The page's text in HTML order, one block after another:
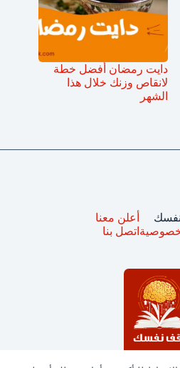
دايت رمضان أفضل خطة
لانقاص وزنك خلال هذا
الشهر
أعلن معنا
اتصل بنا